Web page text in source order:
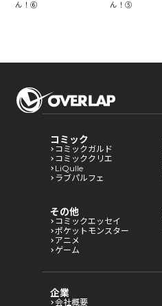
ん！⑥
ん！⑤
コミック
コミックガルド
コミッククリエ
LiQulle
ラブパルフェ
その他
コミックエッセイ
ポケットモンスター
アニメ
ゲーム
企業
会社概要